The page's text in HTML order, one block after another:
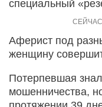
специальный
Аферист под
женщину
Потерпевшая
мошенничества,